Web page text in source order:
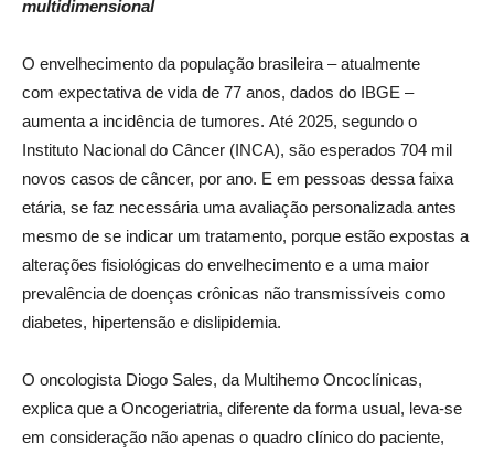
multidimensional
O envelhecimento da população brasileira – atualmente
com expectativa de vida de 77 anos, dados do IBGE –
aumenta a incidência de tumores. Até 2025, segundo o
Instituto Nacional do Câncer (INCA), são esperados 704 mil
novos casos de câncer, por ano. E em pessoas dessa faixa
etária, se faz necessária uma avaliação personalizada antes
mesmo de se indicar um tratamento, porque estão expostas a
alterações fisiológicas do envelhecimento e a uma maior
prevalência de doenças crônicas não transmissíveis como
diabetes, hipertensão e dislipidemia.
O oncologista Diogo Sales, da Multihemo Oncoclínicas,
explica que a Oncogeriatria, diferente da forma usual, leva-se
em consideração não apenas o quadro clínico do paciente,